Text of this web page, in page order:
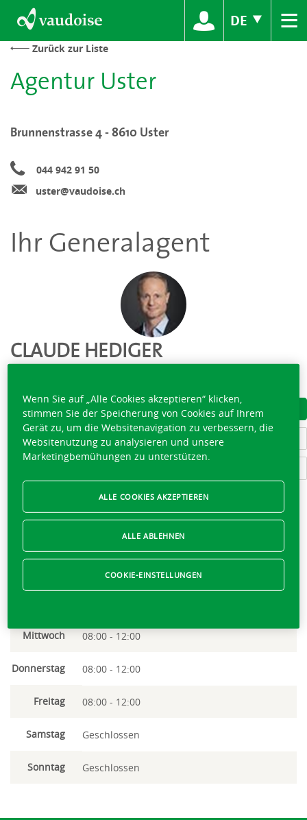
DE ≡
Zurück zur Liste
Agentur Uster
Brunnenstrasse 4 - 8610 Uster
044 942 91 50
uster@vaudoise.ch
Ihr Generalagent
CLAUDE HEDIGER
VISITENKARTE HERUNTERLADEN
LERNEN SIE DAS TEAM KENNEN
Momentan geschlossen,öffnet morgen um 08:00
08:00 - 12:00
Mittwoch 08:00 - 12:00
Donnerstag 08:00 - 12:00
Freitag 08:00 - 12:00
Samstag Geschlossen
Sonntag Geschlossen
Wenn Sie auf „Alle Cookies akzeptieren“ klicken,
stimmen Sie der Speicherung von Cookies auf Ihrem
Gerät zu, um die Websitenavigation zu verbessern, die
Websitenutzung zu analysieren und unsere
Marketingbemühungen zu unterstützen.
ALLE ABLEHNEN
ALLE COOKIES AKZEPTIEREN
COOKIE-EINSTELLUNGEN